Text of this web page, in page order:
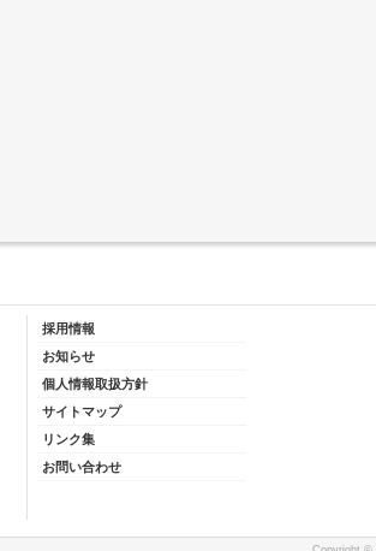
採用情報
お知らせ
個人情報取扱方針
サイトマップ
リンク集
お問い合わせ